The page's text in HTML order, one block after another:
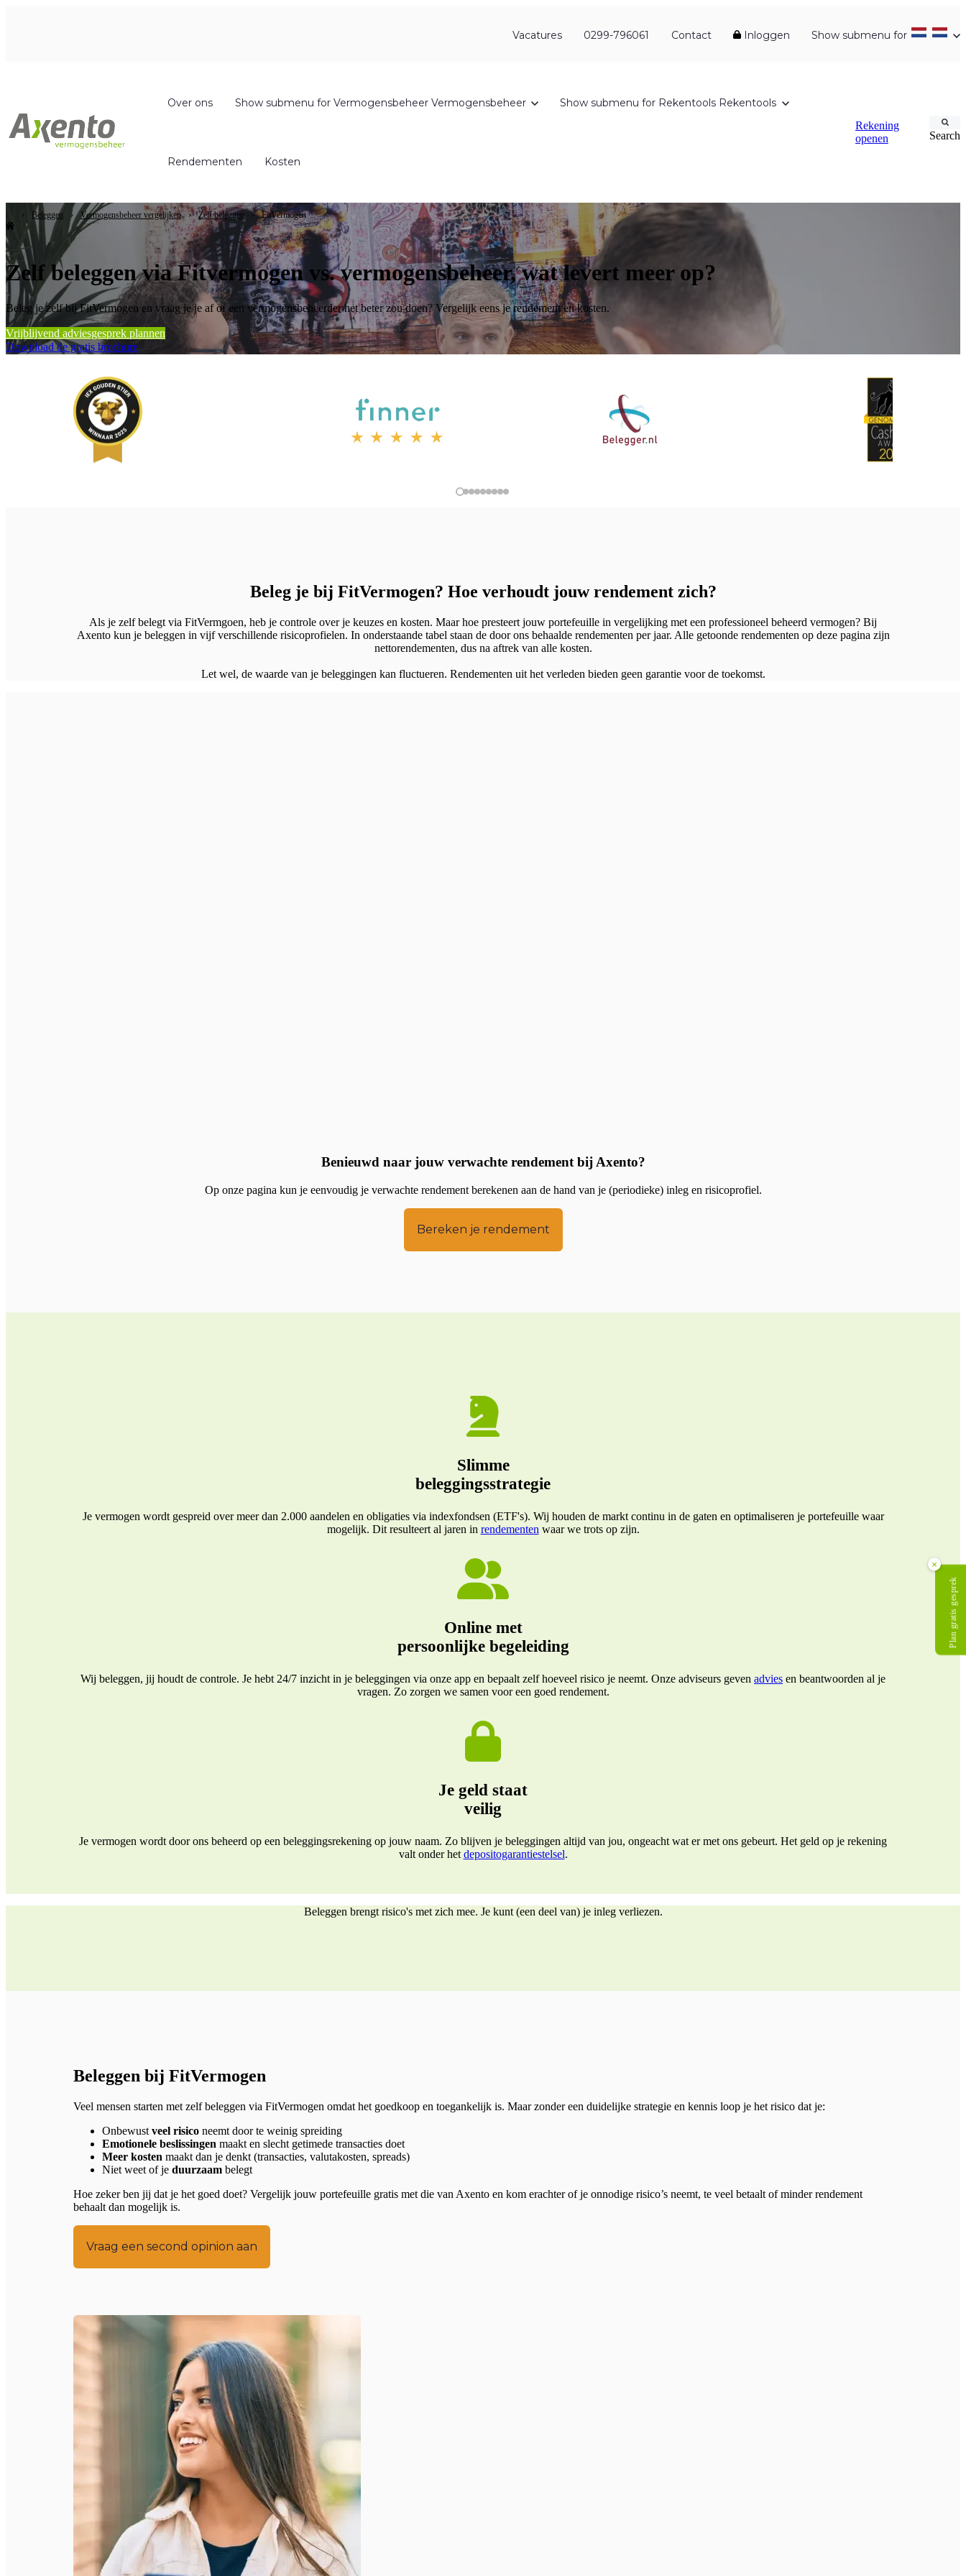
Vacatures 0299-796061 Contact Inloggen Show submenu for
Over ons Show submenu for Vermogensbeheer Vermogensbeheer Show submenu for Rekentools Rekentools
Rendementen Kosten
Rekening
openen
Search
Beleggen Vermogensbeheer vergelijken Zelf beleggen FitVermogen
Zelf beleggen via Fitvermogen vs. vermogensbeheer, wat levert meer op?
Beleg je zelf bij FitVermogen en vraag je je af of een vermogensbeheerder het beter zou doen? Vergelijk eens je rendement en kosten.
Vrijblijvend adviesgesprek plannen
Download de gratis brochure
Beleg je bij FitVermogen? Hoe verhoudt jouw rendement zich?
Als je zelf belegt via FitVermgoen, heb je controle over je keuzes en kosten. Maar hoe presteert jouw portefeuille in vergelijking met een professioneel beheerd vermogen? Bij
Axento kun je beleggen in vijf verschillende risicoprofielen. In onderstaande tabel staan de door ons behaalde rendementen per jaar. Alle getoonde rendementen op deze pagina zijn
nettorendementen, dus na aftrek van alle kosten.
Let wel, de waarde van je beleggingen kan fluctueren. Rendementen uit het verleden bieden geen garantie voor de toekomst.
Benieuwd naar jouw verwachte rendement bij Axento?
Op onze pagina kun je eenvoudig je verwachte rendement berekenen aan de hand van je (periodieke) inleg en risicoprofiel.
Bereken je rendement
Slimme
beleggingsstrategie
Je vermogen wordt gespreid over meer dan 2.000 aandelen en obligaties via indexfondsen (ETF's). Wij houden de markt continu in de gaten en optimaliseren je portefeuille waar
mogelijk. Dit resulteert al jaren in rendementen waar we trots op zijn.
Online met
persoonlijke begeleiding
Wij beleggen, jij houdt de controle. Je hebt 24/7 inzicht in je beleggingen via onze app en bepaalt zelf hoeveel risico je neemt. Onze adviseurs geven advies en beantwoorden al je
vragen. Zo zorgen we samen voor een goed rendement.
Je geld staat
veilig
Je vermogen wordt door ons beheerd op een beleggingsrekening op jouw naam. Zo blijven je beleggingen altijd van jou, ongeacht wat er met ons gebeurt. Het geld op je rekening
valt onder het depositogarantiestelsel.
Beleggen brengt risico's met zich mee. Je kunt (een deel van) je inleg verliezen.
Beleggen bij FitVermogen
Veel mensen starten met zelf beleggen via FitVermogen omdat het goedkoop en toegankelijk is. Maar zonder een duidelijke strategie en kennis loop je het risico dat je:
Onbewust veel risico neemt door te weinig spreiding
Emotionele beslissingen maakt en slecht getimede transacties doet
Meer kosten maakt dan je denkt (transacties, valutakosten, spreads)
Niet weet of je duurzaam belegt
Hoe zeker ben jij dat je het goed doet? Vergelijk jouw portefeuille gratis met die van Axento en kom erachter of je onnodige risico’s neemt, te veel betaalt of minder rendement
behaalt dan mogelijk is.
Vraag een second opinion aan
×
Plan gratis gesprek